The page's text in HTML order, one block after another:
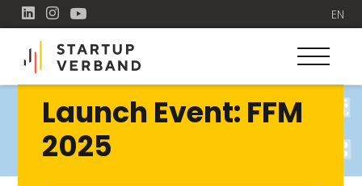
EN
Launch Event: FFM
2025